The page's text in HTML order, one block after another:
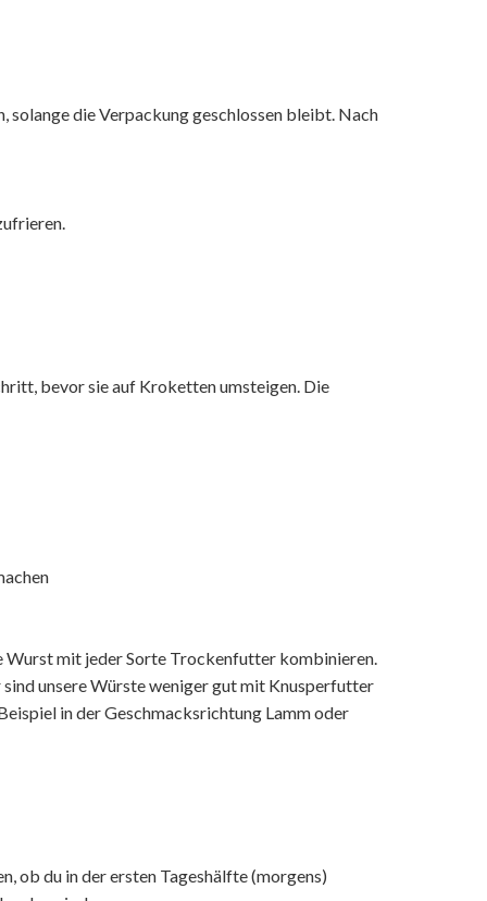
die Verpackung geschlossen bleibt. Nach
bevor sie auf Kroketten umsteigen. Die
Wurst mit jeder Sorte Trockenfutter kombinieren.
unsere Würste weniger gut mit Knusperfutter
in der Geschmacksrichtung Lamm oder
ob du in der ersten Tageshälfte (morgens)